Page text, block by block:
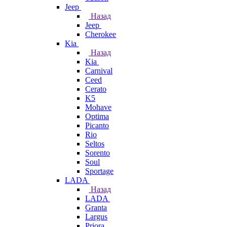
Jeep
Назад
Jeep
Cherokee
Kia
Назад
Kia
Carnival
Ceed
Cerato
K5
Mohave
Optima
Picanto
Rio
Seltos
Sorento
Soul
Sportage
LADA
Назад
LADA
Granta
Largus